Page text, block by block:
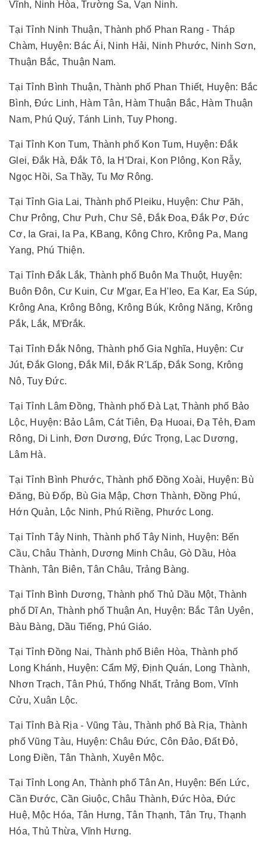
Vĩnh, Ninh Hòa, Trường Sa, Vạn Ninh.
Tại Tỉnh Ninh Thuận, Thành phố Phan Rang - Tháp
Chàm, Huyện: Bác Ái, Ninh Hải, Ninh Phước, Ninh Sơn,
Thuận Bắc, Thuận Nam.
Tại Tỉnh Bình Thuận, Thành phố Phan Thiết, Huyện: Bắc
Bình, Đức Linh, Hàm Tân, Hàm Thuận Bắc, Hàm Thuận
Nam, Phú Quý, Tánh Linh, Tuy Phong.
Tại Tỉnh Kon Tum, Thành phố Kon Tum, Huyện: Đắk
Glei, Đắk Hà, Đắk Tô, Ia H'Drai, Kon Plông, Kon Rẫy,
Ngọc Hồi, Sa Thầy, Tu Mơ Rông.
Tại Tỉnh Gia Lai, Thành phố Pleiku, Huyện: Chư Păh,
Chư Prông, Chư Pưh, Chư Sê, Đắk Đoa, Đắk Pơ, Đức
Cơ, Ia Grai, Ia Pa, KBang, Kông Chro, Krông Pa, Mang
Yang, Phú Thiện.
Tại Tỉnh Đắk Lắk, Thành phố Buôn Ma Thuột, Huyện:
Buôn Đôn, Cư Kuin, Cư M'gar, Ea H'leo, Ea Kar, Ea Súp,
Krông Ana, Krông Bông, Krông Búk, Krông Năng, Krông
Pắk, Lắk, M'Đrắk.
Tại Tỉnh Đắk Nông, Thành phố Gia Nghĩa, Huyện: Cư
Jút, Đắk Glong, Đắk Mil, Đắk R'Lấp, Đắk Song, Krông
Nô, Tuy Đức.
Tại Tỉnh Lâm Đồng, Thành phố Đà Lạt, Thành phố Bảo
Lộc, Huyện: Bảo Lâm, Cát Tiên, Đạ Huoai, Đạ Tẻh, Đam
Rông, Di Linh, Đơn Dương, Đức Trọng, Lạc Dương,
Lâm Hà.
Tại Tỉnh Bình Phước, Thành phố Đồng Xoài, Huyện: Bù
Đăng, Bù Đốp, Bù Gia Mập, Chơn Thành, Đồng Phú,
Hớn Quản, Lộc Ninh, Phú Riềng, Phước Long.
Tại Tỉnh Tây Ninh, Thành phố Tây Ninh, Huyện: Bến
Cầu, Châu Thành, Dương Minh Châu, Gò Dầu, Hòa
Thành, Tân Biên, Tân Châu, Trảng Bàng.
Tại Tỉnh Bình Dương, Thành phố Thủ Dầu Một, Thành
phố Dĩ An, Thành phố Thuận An, Huyện: Bắc Tân Uyên,
Bàu Bàng, Dầu Tiếng, Phú Giáo.
Tại Tỉnh Đồng Nai, Thành phố Biên Hòa, Thành phố
Long Khánh, Huyện: Cẩm Mỹ, Định Quán, Long Thành,
Nhơn Trạch, Tân Phú, Thống Nhất, Trảng Bom, Vĩnh
Cửu, Xuân Lộc.
Tại Tỉnh Bà Rịa - Vũng Tàu, Thành phố Bà Rịa, Thành
phố Vũng Tàu, Huyện: Châu Đức, Côn Đảo, Đất Đỏ,
Long Điền, Tân Thành, Xuyên Mộc.
Tại Tỉnh Long An, Thành phố Tân An, Huyện: Bến Lức,
Cần Đước, Cần Giuộc, Châu Thành, Đức Hòa, Đức
Huệ, Mộc Hóa, Tân Hưng, Tân Thạnh, Tân Trụ, Thạnh
Hóa, Thủ Thừa, Vĩnh Hưng.